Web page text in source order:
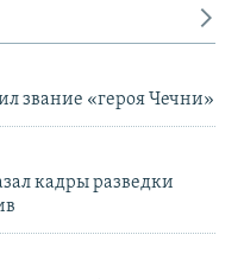
звание «героя Чечни»
кадры разведки